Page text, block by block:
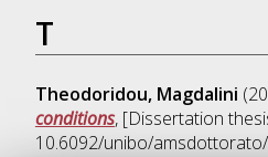
T
Theodoridou, Magdalini
conditions, [Dissertation
10.6092/unibo/